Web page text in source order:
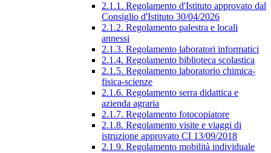
2.1.1. Regolamento d'Istituto approvato dal
Consiglio d'Istituto 30/04/2026
2.1.2. Regolamento palestra e locali
annessi
2.1.3. Regolamento laboratori informatici
2.1.4. Regolamento biblioteca scolastica
2.1.5. Regolamento laboratorio chimica-
fisica-scienze
2.1.6. Regolamento serra didattica e
azienda agraria
2.1.7. Regolamento fotocopiatore
2.1.8. Regolamento visite e viaggi di
istruzione approvato CI 13/09/2018
2.1.9. Regolamento mobilità individuale